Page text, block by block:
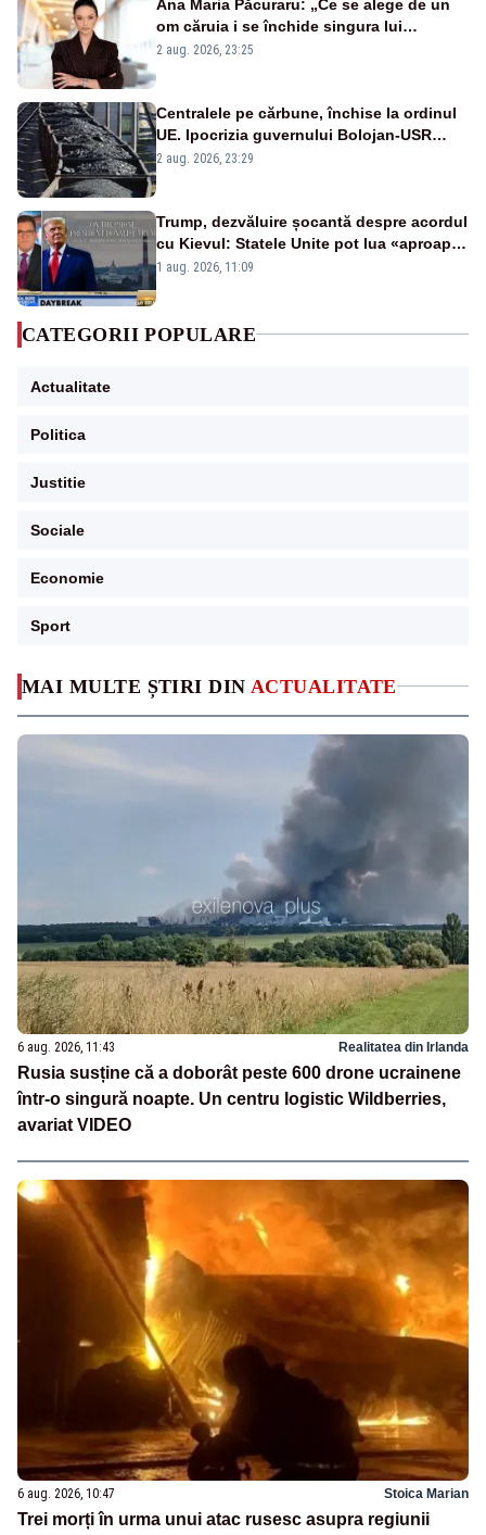
MAI MULTE ȘTIRI DIN ACTUALITATE
6 aug. 2026, 11:43 Realitatea din Irlanda
Rusia susține că a doborât peste 600 drone ucrainene
într-o singură noapte. Un centru logistic Wildberries,
avariat VIDEO
6 aug. 2026, 10:47 Stoica Marian
Trei morți în urma unui atac rusesc asupra regiunii
Ana Maria Păcuraru: „Ce se alege de un
om căruia i se închide singura lui
portiță?”
2 aug. 2026, 23:25
Centralele pe cărbune, închise la ordinul
UE. Ipocrizia guvernului Bolojan-USR
după starea de alertă
2 aug. 2026, 23:29
Trump, dezvăluire șocantă despre acordul
cu Kievul: Statele Unite pot lua «aproape
tot ce vor» din minele Ucrainei”
1 aug. 2026, 11:09
CATEGORII POPULARE
Actualitate
Politica
Justitie
Sociale
Economie
Sport